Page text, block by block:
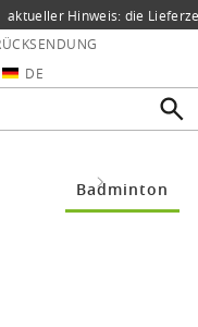
aktueller Hinweis: die
DE
Badminton